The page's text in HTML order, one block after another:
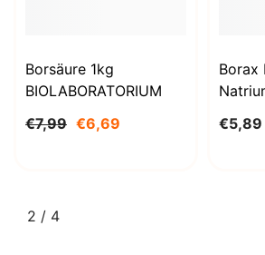
Borsäure 1kg
BIOLABORATORIUM
€7,99 €6,69
Borax
€5,89
2 / von
4